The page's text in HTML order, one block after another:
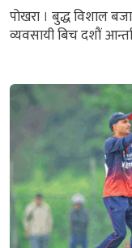
पोखरा । बुद्ध विशाल
व्यवसायी बिच दशौं
गरेको थियो भने विशाल
सिल्ड, मेडल र प्रमाणपत्र